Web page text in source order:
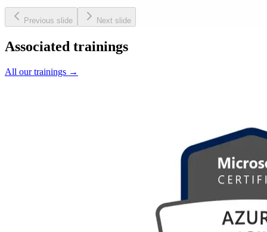
Previous slide Next slide
Associated trainings
All our trainings →